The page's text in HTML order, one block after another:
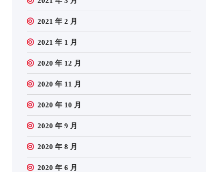
2021 年 2 月
2021 年 1 月
2020 年 12 月
2020 年 11 月
2020 年 10 月
2020 年 9 月
2020 年 8 月
2020 年 6 月